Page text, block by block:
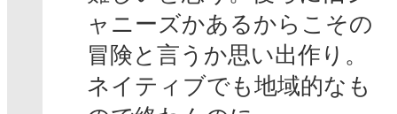
ャニーズかあるからこその
冒険と言うか思い出作り。
ネイティブでも地域的なも